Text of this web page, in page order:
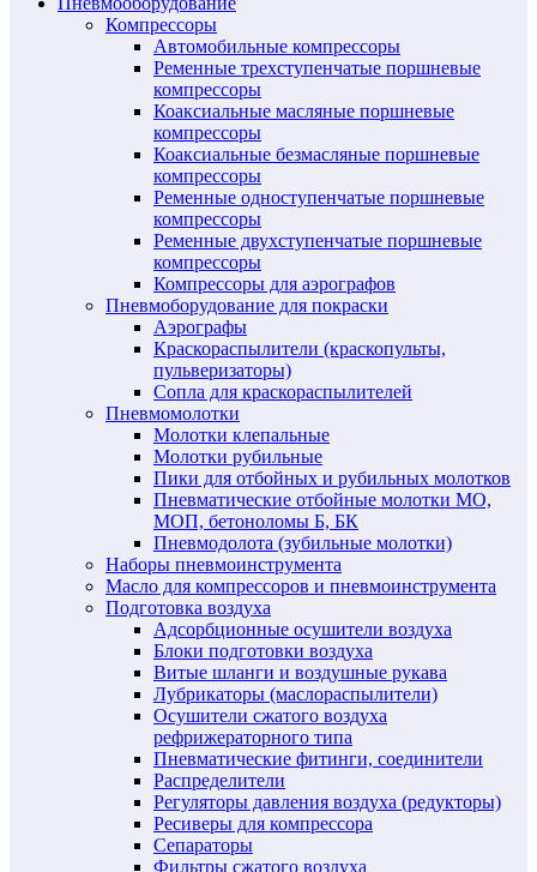
Компрессоры
Автомобильные компрессоры
Ременные трехступенчатые поршневые
компрессоры
Коаксиальные масляные поршневые
компрессоры
Коаксиальные безмасляные поршневые
компрессоры
Ременные одноступенчатые поршневые
компрессоры
Ременные двухступенчатые поршневые
компрессоры
Компрессоры для аэрографов
Пневмоборудование для покраски
Аэрографы
Краскораспылители (краскопульты,
пульверизаторы)
Сопла для краскораспылителей
Пневмомолотки
Молотки клепальные
Молотки рубильные
Пики для отбойных и рубильных молотков
Пневматические отбойные молотки МО,
МОП, бетоноломы Б, БК
Пневмодолота (зубильные молотки)
Наборы пневмоинструмента
Масло для компрессоров и пневмоинструмента
Подготовка воздуха
Адсорбционные осушители воздуха
Блоки подготовки воздуха
Витые шланги и воздушные рукава
Лубрикаторы (маслораспылители)
Осушители сжатого воздуха
рефрижераторного типа
Пневматические фитинги, соединители
Распределители
Регуляторы давления воздуха (редукторы)
Ресиверы для компрессора
Сепараторы
Фильтры сжатого воздуха